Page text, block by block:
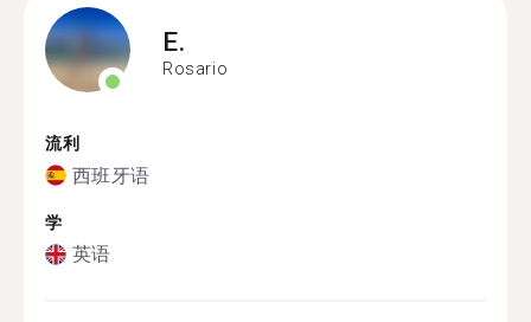
E.
Rosario
流利
西班牙语
学
英语